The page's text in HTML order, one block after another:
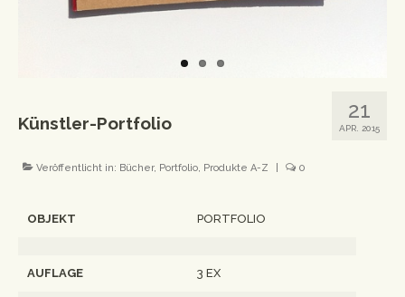
21
APR. 2015
Künstler-Portfolio
Veröffentlicht in: Bücher, Portfolio, Produkte A-Z 0
OBJEKT PORTFOLIO
AUFLAGE 3 EX